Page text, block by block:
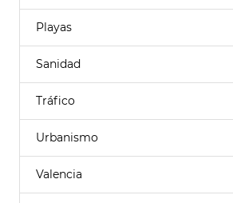
Playas
Sanidad
Tráfico
Urbanismo
Valencia